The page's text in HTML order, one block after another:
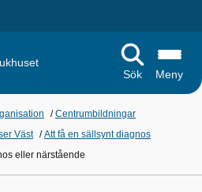
Sök
Meny
/Centrumbildningar
Väst /Att få en sällsynt diagnos
eller närstående